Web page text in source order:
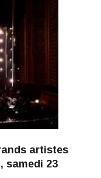
artistes
samedi 23